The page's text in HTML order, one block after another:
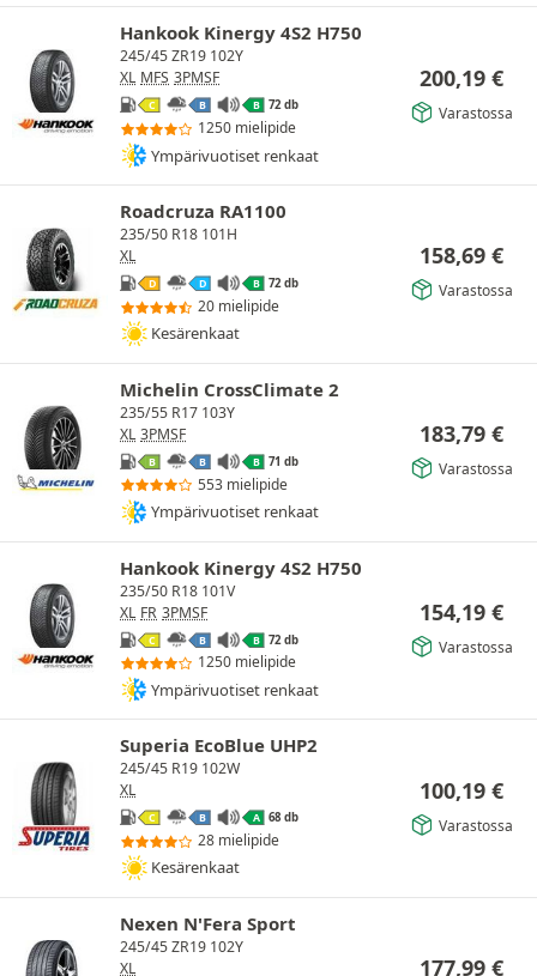
Hankook Kinergy 4S2 H750
245/45 ZR19 102Y
XL MFS 3PMSF
C B B 72 db
1250 mielipide
Ympärivuotiset renkaat
200,19 €
Varastossa
Roadcruza RA1100
235/50 R18 101H
XL
D D B 72 db
20 mielipide
Kesärenkaat
158,69 €
Varastossa
Michelin CrossClimate 2
235/55 R17 103Y
XL 3PMSF
B B B 71 db
553 mielipide
Ympärivuotiset renkaat
183,79 €
Varastossa
Hankook Kinergy 4S2 H750
235/50 R18 101V
XL FR 3PMSF
C B B 72 db
1250 mielipide
Ympärivuotiset renkaat
154,19 €
Varastossa
Superia EcoBlue UHP2
245/45 R19 102W
XL
C B A 68 db
28 mielipide
Kesärenkaat
100,19 €
Varastossa
Nexen N'Fera Sport
245/45 ZR19 102Y
XL
177,99 €